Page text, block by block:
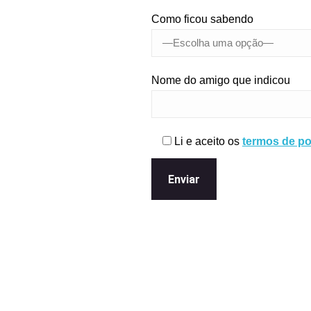
Como ficou sabendo
Nome do amigo que indicou
Li e aceito os termos de